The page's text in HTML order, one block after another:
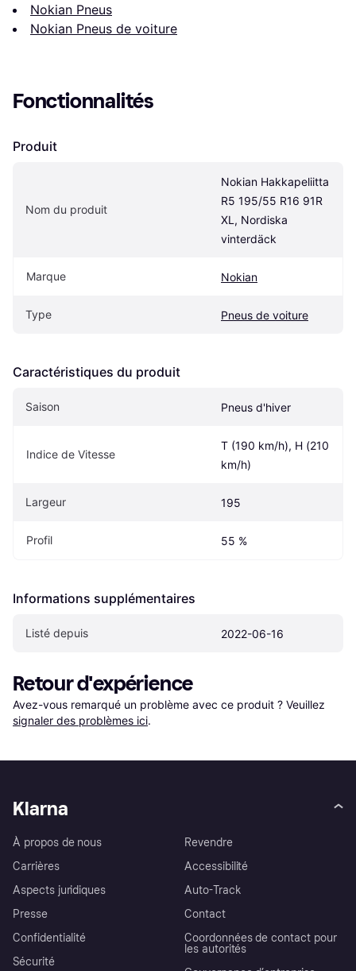
Nokian Pneus
Nokian Pneus de voiture
Fonctionnalités
Produit
Nom du produit
Nokian Hakkapeliitta
R5 195/55 R16 91R
XL, Nordiska
vinterdäck
Marque Nokian
Type Pneus de voiture
Caractéristiques du produit
Saison Pneus d'hiver
Indice de Vitesse
T (190 km/h), H (210
km/h)
Largeur 195
Profil 55 %
Informations supplémentaires
Listé depuis 2022-06-16
Retour d'expérience
Avez-vous remarqué un problème avec ce produit ? Veuillez
signaler des problèmes ici.
Klarna
À propos de nous
Carrières
Aspects juridiques
Presse
Confidentialité
Sécurité
Revendre
Accessibilité
Auto-Track
Contact
Coordonnées de contact pour
les autorités